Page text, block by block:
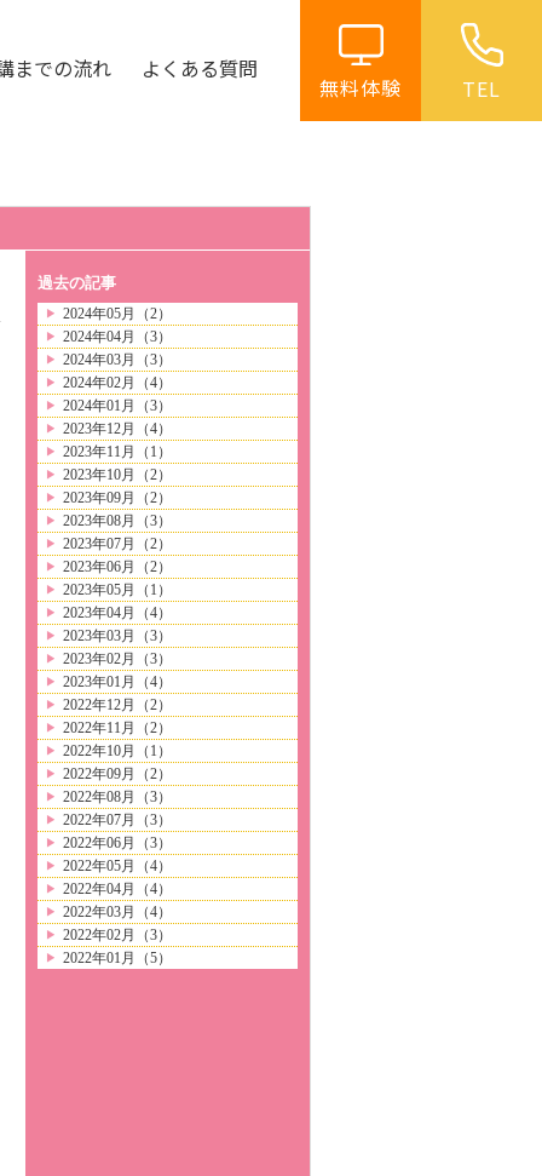
までの流れ よくある質問
無料体験 TEL
過去の記事
2024年05月（2）
2024年04月（3）
2024年03月（3）
2024年02月（4）
2024年01月（3）
2023年12月（4）
2023年11月（1）
2023年10月（2）
2023年09月（2）
2023年08月（3）
2023年07月（2）
2023年06月（2）
2023年05月（1）
2023年04月（4）
2023年03月（3）
2023年02月（3）
2023年01月（4）
2022年12月（2）
2022年11月（2）
2022年10月（1）
2022年09月（2）
2022年08月（3）
2022年07月（3）
2022年06月（3）
2022年05月（4）
2022年04月（4）
2022年03月（4）
2022年02月（3）
2022年01月（5）